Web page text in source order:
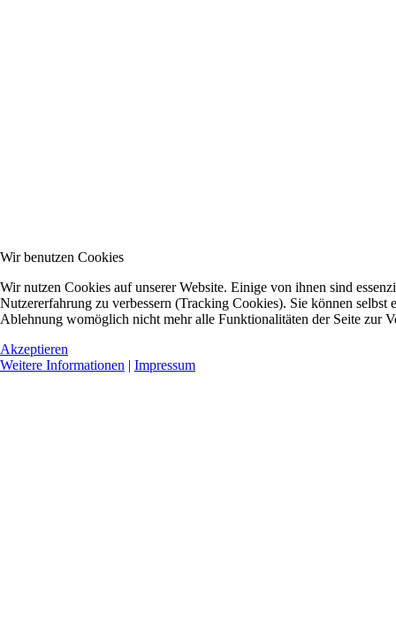
Wir benutzen Cookies
Wir nutzen Cookies auf unserer Website. Einige von ihnen sind
Nutzererfahrung zu verbessern (Tracking Cookies). Sie können selbst
Ablehnung womöglich nicht mehr alle Funktionalitäten der Seite zur
Akzeptieren
Weitere Informationen | Impressum